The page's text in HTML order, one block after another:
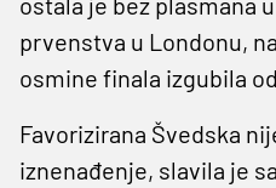
prvenstva u Londonu,
osmine finala izgubila
Favorizirana Švedska
iznenađenje, slavila je